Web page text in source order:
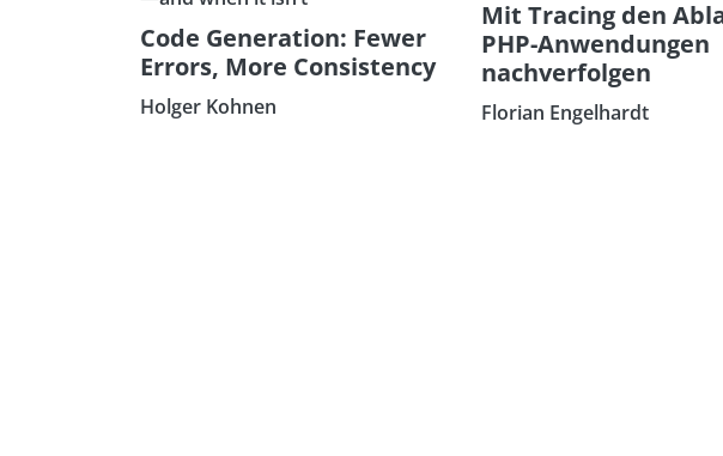
Code Generation: Fewer
Errors, More Consistency
Holger Kohnen
Mit Tracing den
PHP-Anwendungen
nachverfolgen
Florian Engelhardt